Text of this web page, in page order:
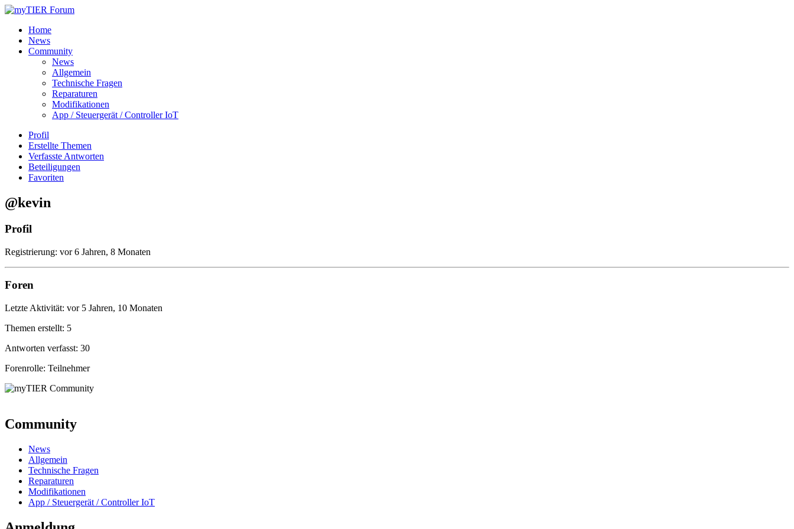
Home
News
Community
News
Allgemein
Technische Fragen
Reparaturen
Modifikationen
App / Steuergerät / Controller IoT
Profil
Erstellte Themen
Verfasste Antworten
Beteiligungen
Favoriten
@kevin
Profil
Registrierung: vor 6 Jahren, 8 Monaten
Foren
Letzte Aktivität: vor 5 Jahren, 10 Monaten
Themen erstellt: 5
Antworten verfasst: 30
Forenrolle: Teilnehmer
Community
News
Allgemein
Technische Fragen
Reparaturen
Modifikationen
App / Steuergerät / Controller IoT